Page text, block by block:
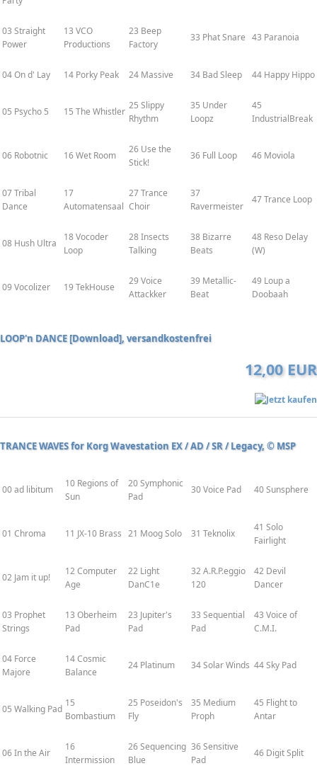
03 Straight
Power
13 VCO
Productions
23 Beep
Factory
33 Phat Snare 43 Paranoia
04 On d' Lay 14 Porky Peak 24 Massive 34 Bad Sleep 44 Happy Hippo
05 Psycho 5 15 The Whistler
25 Slippy
Rhythm
35 Under
Loopz
45
IndustrialBreak
06 Robotnic 16 Wet Room
26 Use the
Stick!
36 Full Loop 46 Moviola
07 Tribal
Dance
17
Automatensaal
27 Trance
Choir
37
Ravermeister
47 Trance Loop
08 Hush Ultra
18 Vocoder
Loop
28 Insects
Talking
38 Bizarre
Beats
48 Reso Delay
(W)
09 Vocolizer 19 TekHouse
29 Voice
Attackker
39 Metallic-
Beat
49 Loup a
Doobaah
LOOP'n DANCE [Download], versandkostenfrei
12,00 EUR
TRANCE WAVES for Korg Wavestation EX / AD / SR / Legacy, © MSP
00 ad libitum
10 Regions of
Sun
20 Symphonic
Pad
30 Voice Pad 40 Sunsphere
01 Chroma 11 JX-10 Brass 21 Moog Solo 31 Teknolix
41 Solo
Fairlight
02 Jam it up!
12 Computer
Age
22 Light
DanC1e
32 A.R.P.eggio
120
42 Devil
Dancer
03 Prophet
Strings
13 Oberheim
Pad
23 Jupiter's
Pad
33 Sequential
Pad
43 Voice of
C.M.I.
04 Force
Majore
14 Cosmic
Balance
24 Platinum 34 Solar Winds 44 Sky Pad
05 Walking Pad
15
Bombastium
25 Poseidon's
Fly
35 Medium
Proph
45 Flight to
Antar
06 In the Air
16
Intermission
26 Sequencing
Blue
36 Sensitive
Pad
46 Digit Split